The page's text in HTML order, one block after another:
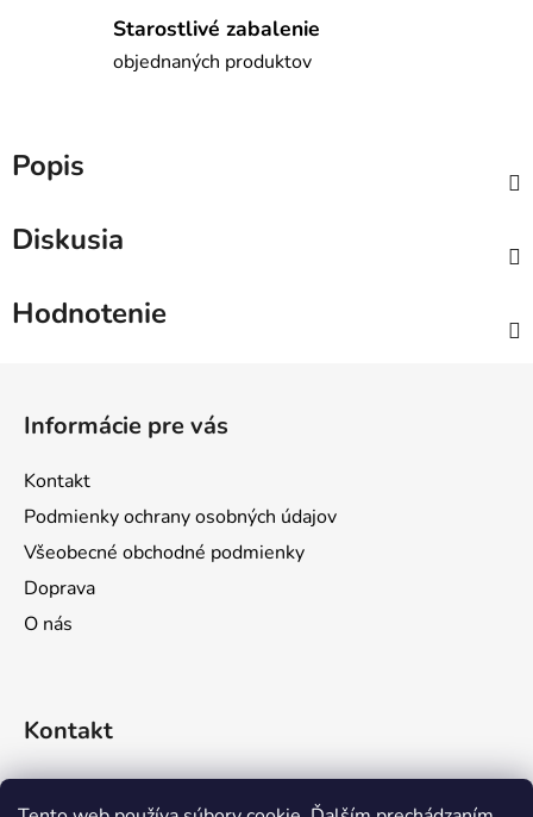
Starostlivé zabalenie
objednaných produktov
Popis
Diskusia
Hodnotenie
Informácie pre vás
Kontakt
Podmienky ochrany osobných údajov
Všeobecné obchodné podmienky
Doprava
O nás
Kontakt